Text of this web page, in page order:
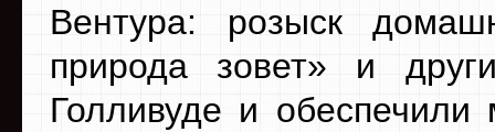
Вентура: розыск
природа зовет» и
Голливуде и